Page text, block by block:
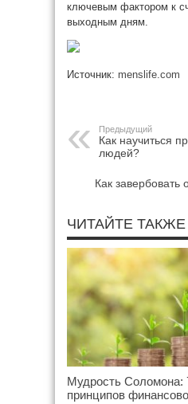
ключевым фактором к
выходным дням.
Источник: menslife.com
Предыдущий
Как научиться
людей?
Как завербовать
ЧИТАЙТЕ ТАКЖЕ
Мудрость Соломона:
принципов